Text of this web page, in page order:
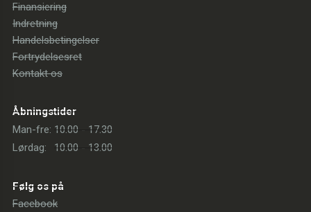
Finansiering
Indretning
Handelsbetingelser
Fortrydelsesret
Kontakt os
Åbningstider
Man-fre: 10.00 - 17.30
Lørdag:
10.00 - 13.00
Følg os på
Facebook